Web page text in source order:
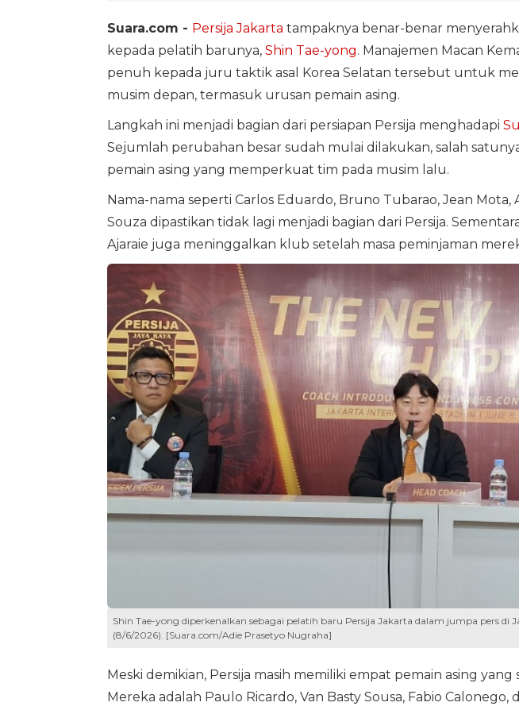
Suara.com - Persija Jakarta tampaknya benar-benar
kepada pelatih barunya, Shin Tae-yong. Manajemen Macan
penuh kepada juru taktik asal Korea Selatan tersebut untuk
musim depan, termasuk urusan pemain asing.
Langkah ini menjadi bagian dari persiapan Persija menghadapi
Sejumlah perubahan besar sudah mulai dilakukan, salah
pemain asing yang memperkuat tim pada musim lalu.
Nama-nama seperti Carlos Eduardo, Bruno Tubarao, Jean Mota,
Souza dipastikan tidak lagi menjadi bagian dari Persija.
Ajaraie juga meninggalkan klub setelah masa peminjaman
Shin Tae-yong diperkenalkan sebagai pelatih baru Persija Jakarta dalam jumpa pers di
(8/6/2026). [Suara.com/Adie Prasetyo Nugraha]
Meski demikian, Persija masih memiliki empat pemain asing
Mereka adalah Paulo Ricardo, Van Basty Sousa, Fabio Calonego,